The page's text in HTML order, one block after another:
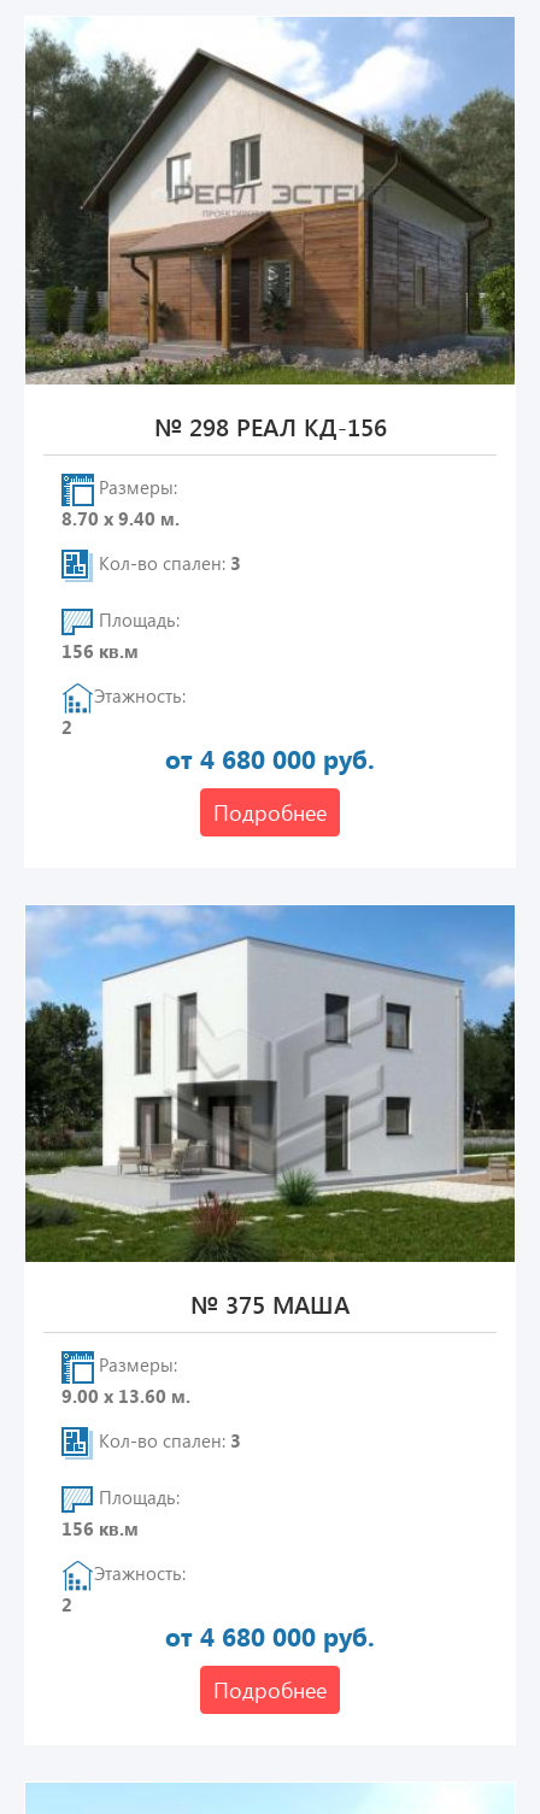
№ 298 РЕАЛ КД-156
Размеры:
8.70 х 9.40 м.
Кол-во спален: 3
Площадь:
156 кв.м
Этажность:
2
от 4 680 000 руб.
Подробнее
№ 375 МАША
Размеры:
9.00 х 13.60 м.
Кол-во спален: 3
Площадь:
156 кв.м
Этажность:
2
от 4 680 000 руб.
Подробнее